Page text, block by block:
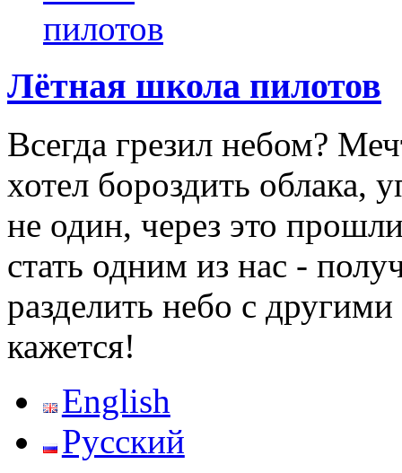
Лётная школа пилотов
Всегда грезил небом?
хотел бороздить облака,
не один, через это
стать одним из нас -
разделить небо с
кажется!
English
Русский